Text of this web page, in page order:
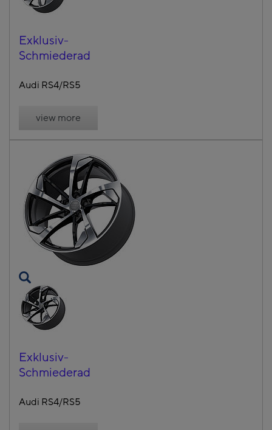
Exklusiv-
Schmiederad
Audi RS4/RS5
view more
Exklusiv-
Schmiederad
Audi RS4/RS5